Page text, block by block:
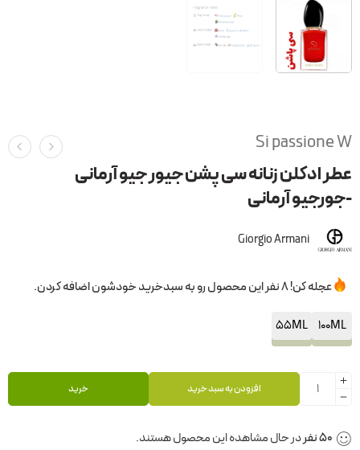
Si passione W
عطر ادکلن زنانه سی پشن جیور جیو آرمانی
-جورجیو آرمانی
Giorgio Armani
عجله کن! 8 نفر این محصول رو به سبدخرید خودشون اضافه کردن.
100ML
55ML
افزودن به سبد خرید خرید
50نفردر حال مشاهده این محصول هستند.